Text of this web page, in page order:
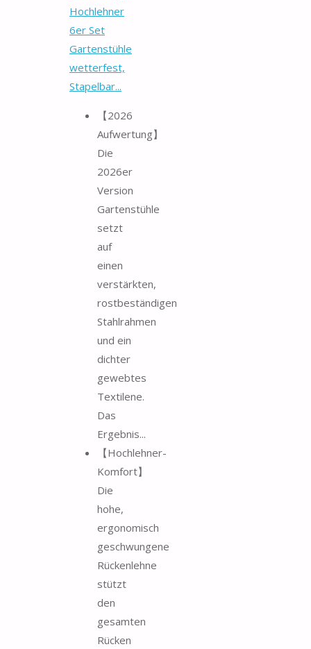
Hochlehner
6er Set
Gartenstühle
wetterfest,
Stapelbar...
【2026
Aufwertung】
Die
2026er
Version
Gartenstühle
setzt
auf
einen
verstärkten,
rostbeständigen
Stahlrahmen
und ein
dichter
gewebtes
Textilene.
Das
Ergebnis...
【Hochlehner-
Komfort】
Die
hohe,
ergonomisch
geschwungene
Rückenlehne
stützt
den
gesamten
Rücken